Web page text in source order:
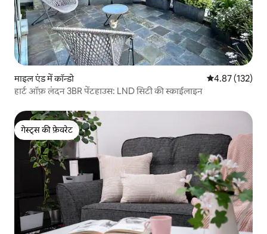
माइल एंड में कॉन्डो औसत रेटिंग 5 में से
4.87 (132)
हार्ट ऑफ़ लंदन 3BR पेंटहाउस: LND सिटी की स्काईलाइन
गेस्ट्स की फ़ेवरेट
गेस्ट्स की फ़ेवरेट